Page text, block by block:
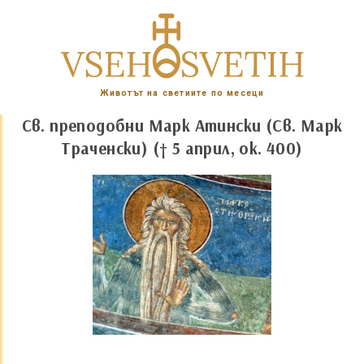
Животът на светиите по месеци
Св. преподобни Марк Атински (Св. Марк
Траченски) († 5 април, ок. 400)